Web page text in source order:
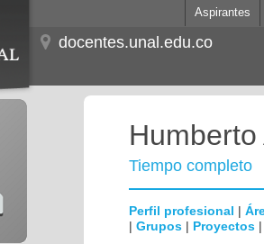
Aspirantes
docentes.unal.edu.co
Tiempo completo
Perfil profesional |
| Grupos | Proyectos